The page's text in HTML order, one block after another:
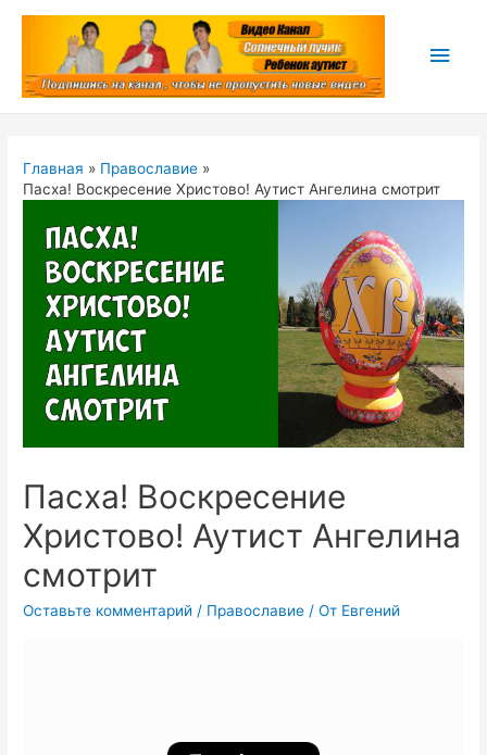
Главная
Православие
Пасха! Воскресение Христово! Аутист Ангелина смотрит
Пасха! Воскресение
Христово! Аутист Ангелина
смотрит
Оставьте комментарий / Православие / От Евгений